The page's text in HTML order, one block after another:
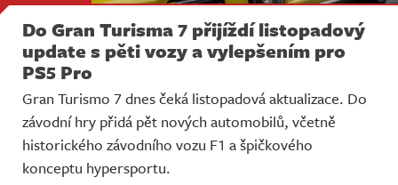
Do Gran Turisma 7 přijíždí listopadový
update s pěti vozy a vylepšením pro
PS5 Pro
Gran Turismo 7 dnes čeká listopadová aktualizace. Do
závodní hry přidá pět nových automobilů, včetně
historického závodního vozu F1 a špičkového
konceptu hypersportu.